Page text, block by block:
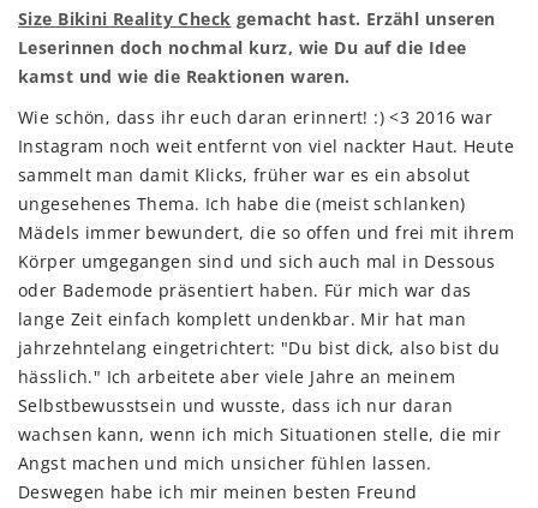
Size Bikini Reality Check gemacht hast. Erzähl unseren
Leserinnen doch nochmal kurz, wie Du auf die Idee
kamst und wie die Reaktionen waren.
Wie schön, dass ihr euch daran erinnert! :) <3 2016 war
Instagram noch weit entfernt von viel nackter Haut. Heute
sammelt man damit Klicks, früher war es ein absolut
ungesehenes Thema. Ich habe die (meist schlanken)
Mädels immer bewundert, die so offen und frei mit ihrem
Körper umgegangen sind und sich auch mal in Dessous
oder Bademode präsentiert haben. Für mich war das
lange Zeit einfach komplett undenkbar. Mir hat man
jahrzehntelang eingetrichtert: "Du bist dick, also bist du
hässlich." Ich arbeitete aber viele Jahre an meinem
Selbstbewusstsein und wusste, dass ich nur daran
wachsen kann, wenn ich mich Situationen stelle, die mir
Angst machen und mich unsicher fühlen lassen.
Deswegen habe ich mir meinen besten Freund